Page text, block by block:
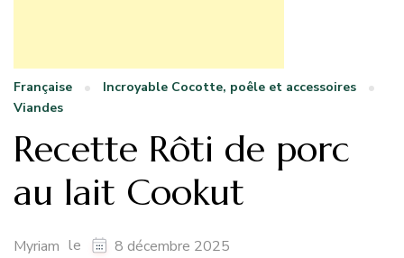
Française
Incroyable Cocotte, poêle et accessoires
Viandes
Recette Rôti de porc
au lait Cookut
Myriam le 8 décembre 2025